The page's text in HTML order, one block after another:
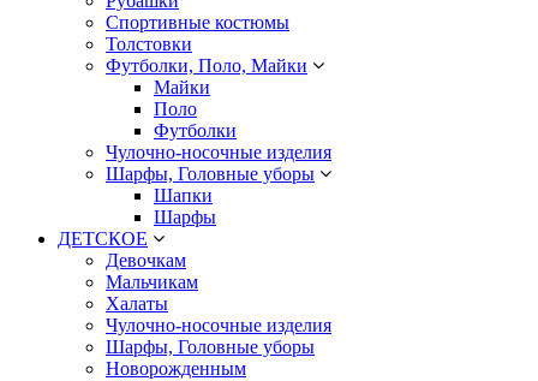
Спортивные костюмы
Толстовки
Футболки, Поло, Майки
Майки
Поло
Футболки
Чулочно-носочные изделия
Шарфы, Головные уборы
Шапки
Шарфы
ДЕТСКОЕ
Девочкам
Мальчикам
Халаты
Чулочно-носочные изделия
Шарфы, Головные уборы
Новорожденным